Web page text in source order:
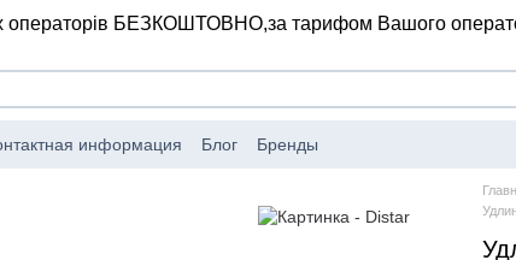
операторів БЕЗКОШТОВНО,за тарифом Вашого
информация Блог Бренды